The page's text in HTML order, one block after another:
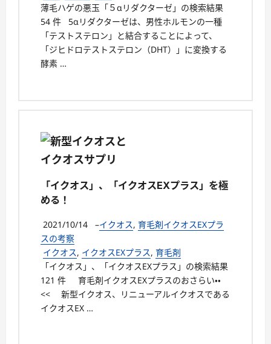
薄毛ハゲの悪玉「５αリダクターゼ」の検索結果
54 件 5αリダクターゼは、男性ホルモンの一種
「テストステロン」と結合することによって、
「ジヒドロテストステロン（DHT）」に変換する
酵素 …
「イクオス」、「イクオスEXプラス」を極
める！
2021/10/14 –イクオス, 育毛剤イクオスEXプラ
スの考察
イクオス, イクオスEXプラス, 育毛剤
「イクオス」、「イクオスEXプラス」の検索結果
121 件 育毛剤イクオスEXプラスのおさらい・・
<< 新型イクオス、リニューアルイクオスである
イクオスEX …